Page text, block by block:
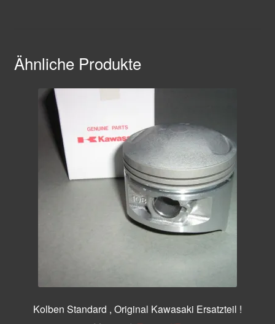
Ähnliche Produkte
Kolben Standard , Original Kawasaki Ersatzteil !